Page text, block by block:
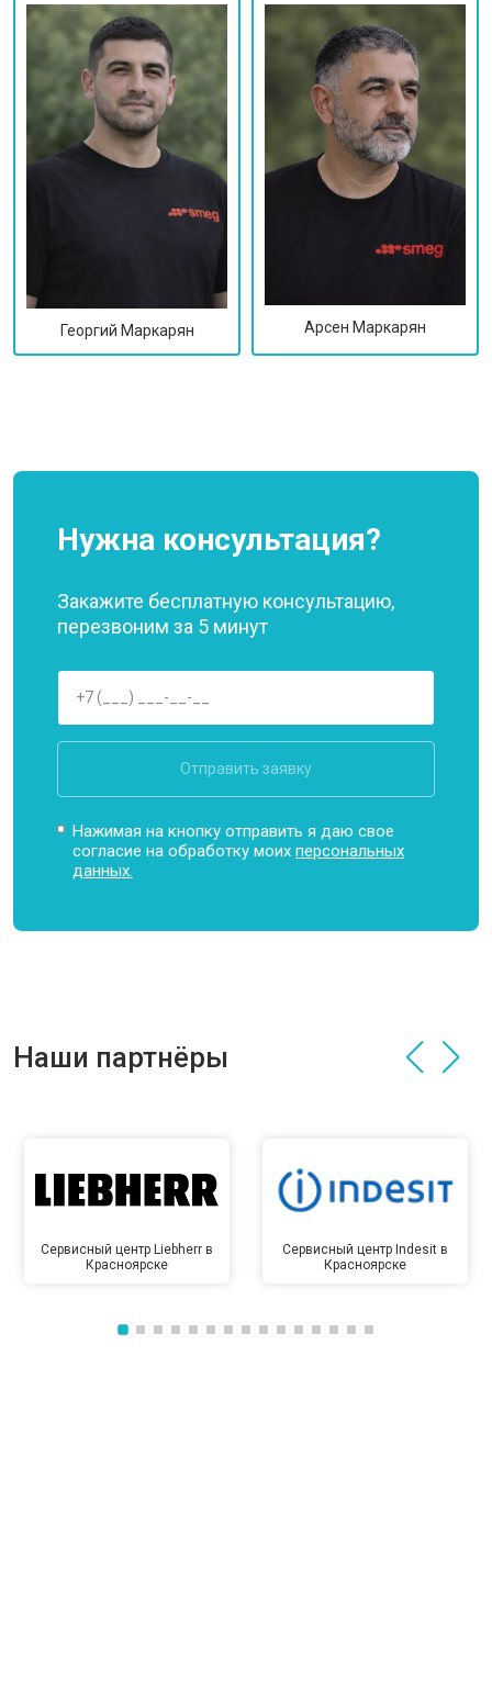
Георгий Маркарян Арсен Маркарян
Нужна консультация?
Закажите бесплатную консультацию,
перезвоним за 5 минут
Отправить заявку
Нажимая на кнопку отправить я даю свое
согласие на обработку моихперсональных
данных.
Наши партнёры
Сервисный центр Liebherr в
Красноярске
Сервисный центр Indesit в
Красноярске